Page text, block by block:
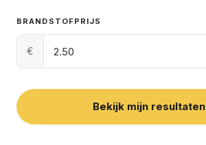
BRANDSTOFPRIJS
€
Bekijk mijn resultaten